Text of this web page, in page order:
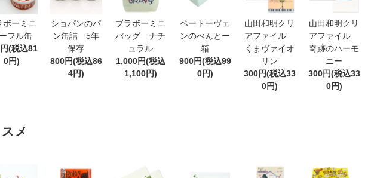
ボーミニ
フル缶
(税込81
0円)
ショパンのパ
ン缶詰 5年
保存
800円(税込86
4円)
ブラボーミニ
バッグ ナチ
ュラル
1,000円(税込
1,100円)
ベートーヴェ
ンのべんとー
箱
900円(税込99
0円)
山田和明クリ
アファイル
くまヴァイオ
リン
300円(税込33
0円)
山田和明クリ
アファイル
奇跡のハーモ
ニー
300円(税込33
0円)
メ